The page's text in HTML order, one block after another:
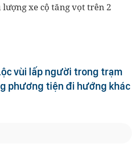
lượng xe cộ tăng vọt trên 2
vùi lấp người trong trạm
phương tiện đi hướng khác